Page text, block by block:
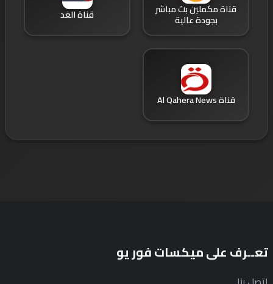
قناة مكملين بث مباشر
بجودة عالية قناة الغد
قناة Al Qahera News
تعــرف على ميكسات فور يو